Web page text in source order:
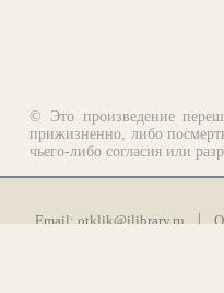
© Это произведение
прижизненно, либо
чьего-либо согласия или
Email: otklik@ilibrary.ru О